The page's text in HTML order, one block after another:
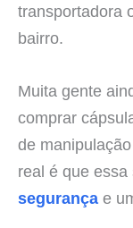
transportadora
bairro.
Muita gente
comprar
de
real é que
segurança e